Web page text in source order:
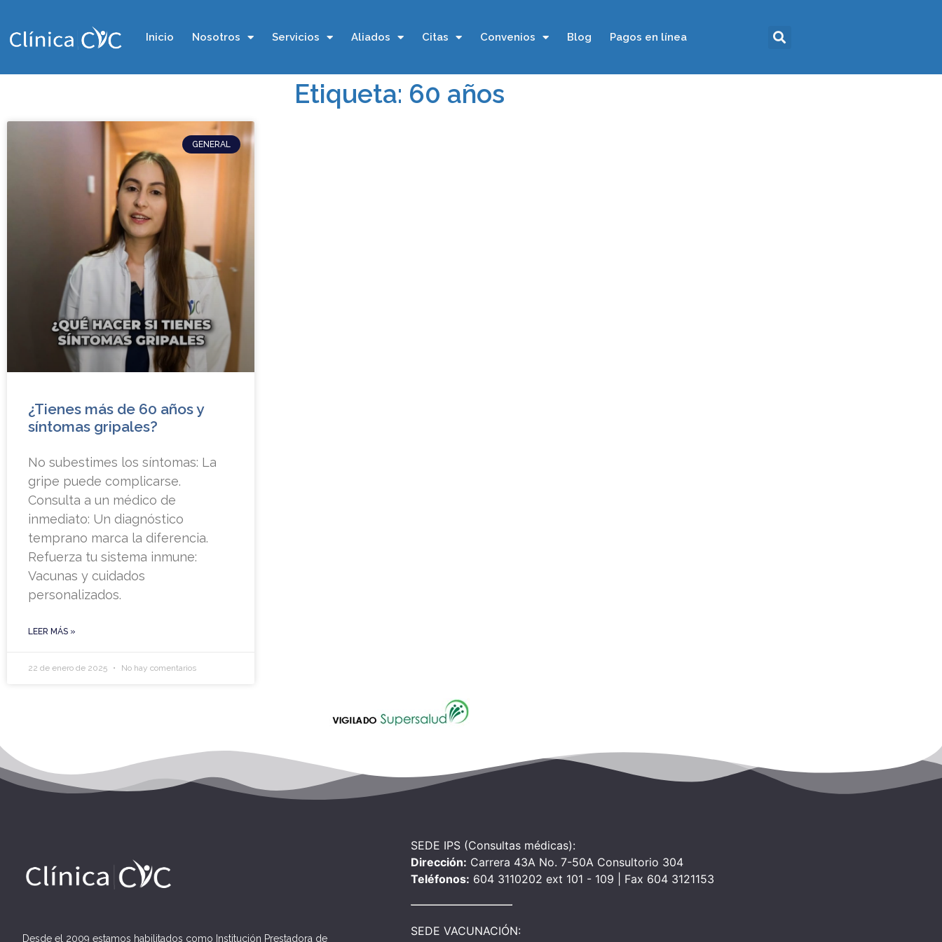
Inicio Nosotros Servicios Aliados Citas Convenios Blog Pagos en línea
Etiqueta: 60 años
GENERAL
¿Tienes más de 60 años y
síntomas gripales?
No subestimes los síntomas: La
gripe puede complicarse.
Consulta a un médico de
inmediato: Un diagnóstico
temprano marca la diferencia.
Refuerza tu sistema inmune:
Vacunas y cuidados
personalizados.
LEER MÁS »
22 de enero de 2025 No hay comentarios
Desde el 2009 estamos habilitados como Institución Prestadora de
SEDE IPS (Consultas médicas):
Dirección: Carrera 43A No. 7-50A Consultorio 304
Teléfonos: 604 3110202 ext 101 - 109 | Fax 604 3121153
SEDE VACUNACIÓN: